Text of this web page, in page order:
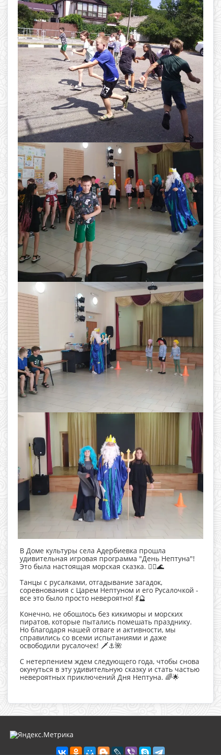
В Доме культуры села Адербиевка прошла
удивительная игровая программа "День Нептуна"!
Это была настоящая морская сказка. 🧜‍♂️🌊
Танцы с русалками, отгадывание загадок,
соревнования с Царем Нептуном и его Русалочкой -
все это было просто невероятно! 💃🔮
Конечно, не обошлось без кикиморы и морских
пиратов, которые пытались помешать празднику.
Но благодаря нашей отваге и активности, мы
справились со всеми испытаниями и даже
освободили русалочек! 🗡️⚓️🌺
С нетерпением ждем следующего года, чтобы снова
окунуться в эту удивительную сказку и стать частью
невероятных приключений Дня Нептуна. 🌈🌟